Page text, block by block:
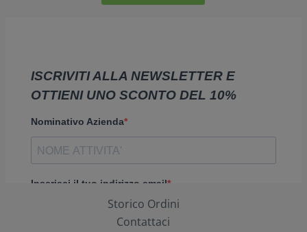
Storico Ordini
Contattaci